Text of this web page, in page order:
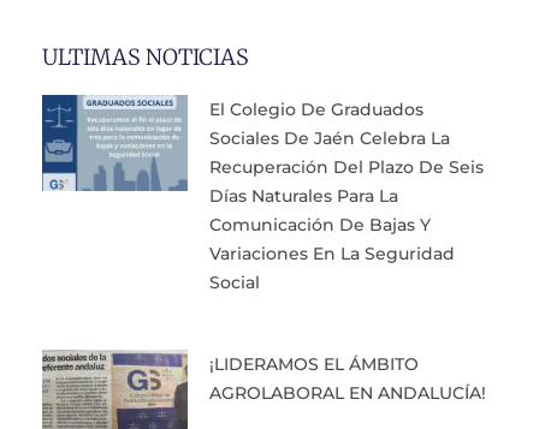
ULTIMAS NOTICIAS
El Colegio De Graduados
Sociales De Jaén Celebra La
Recuperación Del Plazo De Seis
Días Naturales Para La
Comunicación De Bajas Y
Variaciones En La Seguridad
Social
¡LIDERAMOS EL ÁMBITO
AGROLABORAL EN ANDALUCÍA!